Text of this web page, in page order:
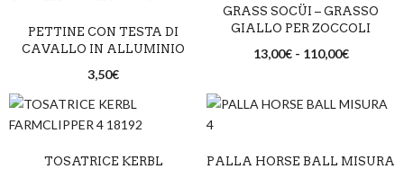
PETTINE CON TESTA DI
CAVALLO IN ALLUMINIO
3,50€
10000 ml
GRASS SOCÜI – GRASSO
GIALLO PER ZOCCOLI
13,00€ - 110,00€
TOSATRICE KERBL
PALLA HORSE BALL MISURA